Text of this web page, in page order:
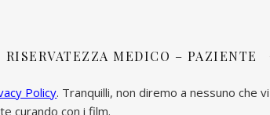
RISERVATEZZA MEDICO – PAZIENTE
Policy. Tranquilli, non diremo a nessuno che vi
curando con i film.